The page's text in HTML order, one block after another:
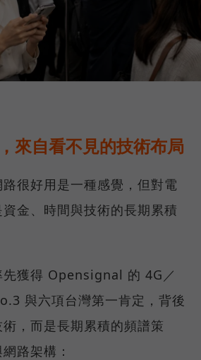
來自看不見的技術布局
很好用是一種感覺，但對電
金、時間與技術的長期累積
先獲得 Opensignal 的 4G／
與六項台灣第一肯定，背後
，而是長期累積的頻譜策
路架構：